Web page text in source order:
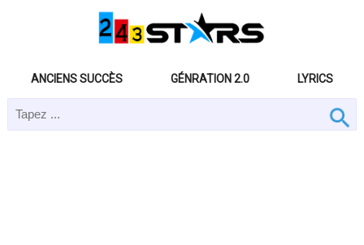
ANCIENS SUCCÈS GÉNRATION 2.0 LYRICS